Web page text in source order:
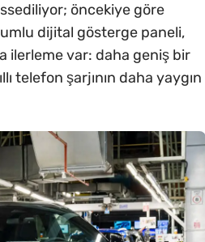
öncekiye göre
dijital gösterge paneli,
ilerleme var: daha geniş bir
telefon şarjının daha yaygın